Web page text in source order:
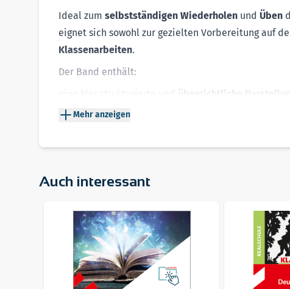
Ideal zum selbstständigen Wiederholen und Üben
eignet sich sowohl zur gezielten Vorbereitung auf
Klassenarbeiten.
Der Band enthält:
eine klar strukturierte und übersichtliche
Gleichungen, Flächeninhalt ebener Figuren
über 250 vielseitigeÜbungsaufgabenzum
Mehr anzeigen
Auch interessant
Press to skip carousel